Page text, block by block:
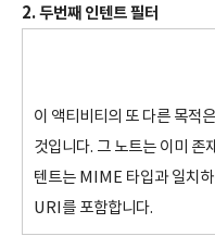
2. 두번째 인텐트 필터
이 액티비티의 또 다른 목적
것입니다. 그 노트는 이미 존
텐트는 MIME 타입과 일치
URI를 포함합니다.